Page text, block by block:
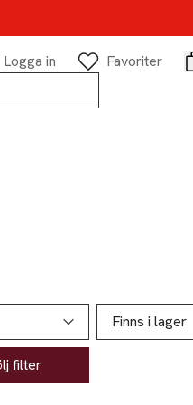
Logga in
Favoriter
Finns i lager
filter